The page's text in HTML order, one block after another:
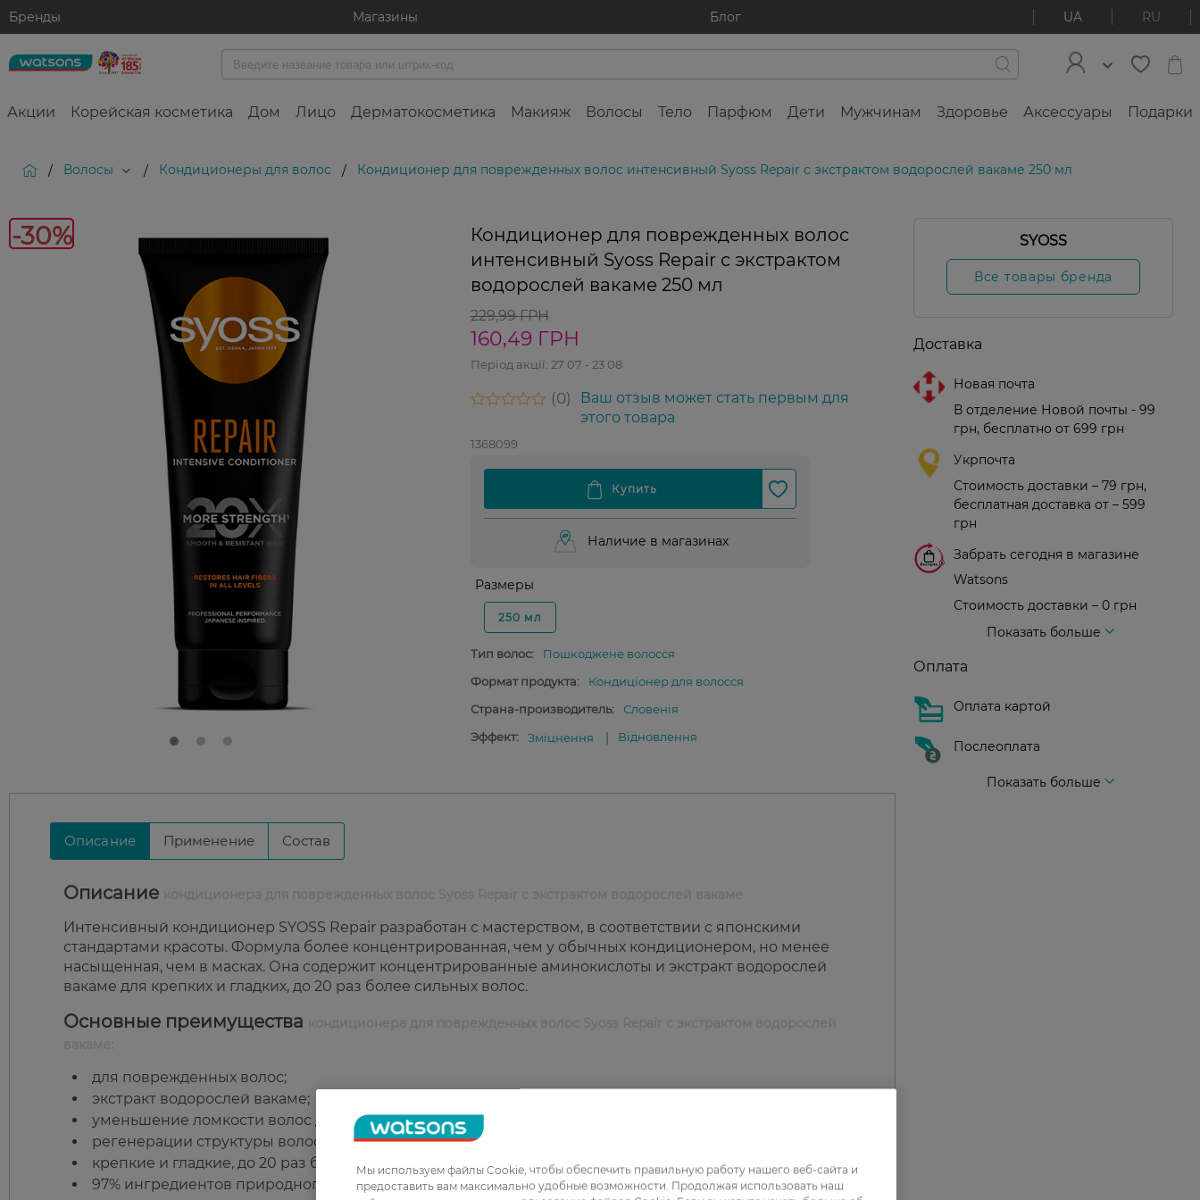
Бренды Магазины Блог UA RU
Акции Корейская косметика Дом Лицо Дерматокосметика Макияж Волосы Тело Парфюм Дети Мужчинам Здоровье Аксессуары Подарки
/ Волосы / Кондиционеры для волос / Кондиционер для поврежденных волос интенсивный Syoss Repair с экстрактом водорослей вакаме 250 мл
-30%
Кондиционер для поврежденных волос
интенсивный Syoss Repair с экстрактом
водорослей вакаме 250 мл
229,99 ГРН
160,49 ГРН
Період акції: 27 07 - 23 08
0
Ваш отзыв может стать первым для
этого товара
1368099
Наличие в магазинах
Размеры
250 мл
Тип волос:
Пошкоджене волосся
Формат продукта:
Кондиціонер для волосся
Страна-производитель:
Словенія
Эффект:
Зміцнення Відновлення
Описание Применение Состав
Описание
Интенсивный кондиционер SYOSS Repair разработан с мастерством, в соответствии с японскими
стандартами красоты. Формула более концентрированная, чем у обычных кондиционером, но менее
насыщенная, чем в масках. Она содержит концентрированные аминокислоты и экстракт водорослей
вакаме для крепких и гладких, до 20 раз более сильных волос.
Основные преимущества
для поврежденных волос;
экстракт водорослей вакаме;
уменьшение ломкости волос до 95%;
регенерации структуры волос на всех уровнях;
крепкие и гладкие, до 20 раз более сильные, волосы;
97% ингредиентов природного происхождения (вкл.воду);
SYOSS
Все товары бренда
Доставка
Новая почта
В отделение Новой почты - 99
грн, бесплатно от 699 грн
Укрпочта
Стоимость доставки – 79 грн,
бесплатная доставка от – 599
грн
Забрать сегодня в магазине
Watsons
Стоимость доставки – 0 грн
Показать больше
Оплата
Оплата картой
Послеоплата
Показать больше
Мы используем файлы Cookie, чтобы обеспечить правильную работу нашего веб-сайта и
предоставить вам максимально удобные возможности. Продолжая использовать наш